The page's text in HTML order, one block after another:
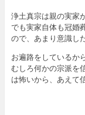
浄土真宗は親の実家
でも実家自体も冠婚
ので、あまり意識し
お遍路をしているか
むしろ何かの宗派を
は怖いから、あえて